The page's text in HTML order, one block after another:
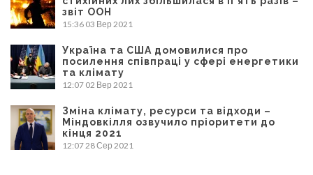
звіт ООН
15:36 03 Вер 2021
Україна та США домовилися про
посилення співпраці у сфері енергетики
та клімату
12:07 02 Вер 2021
Зміна клімату, ресурси та відходи –
Міндовкілля озвучило пріоритети до
кінця 2021
12:0728 Сер 2021